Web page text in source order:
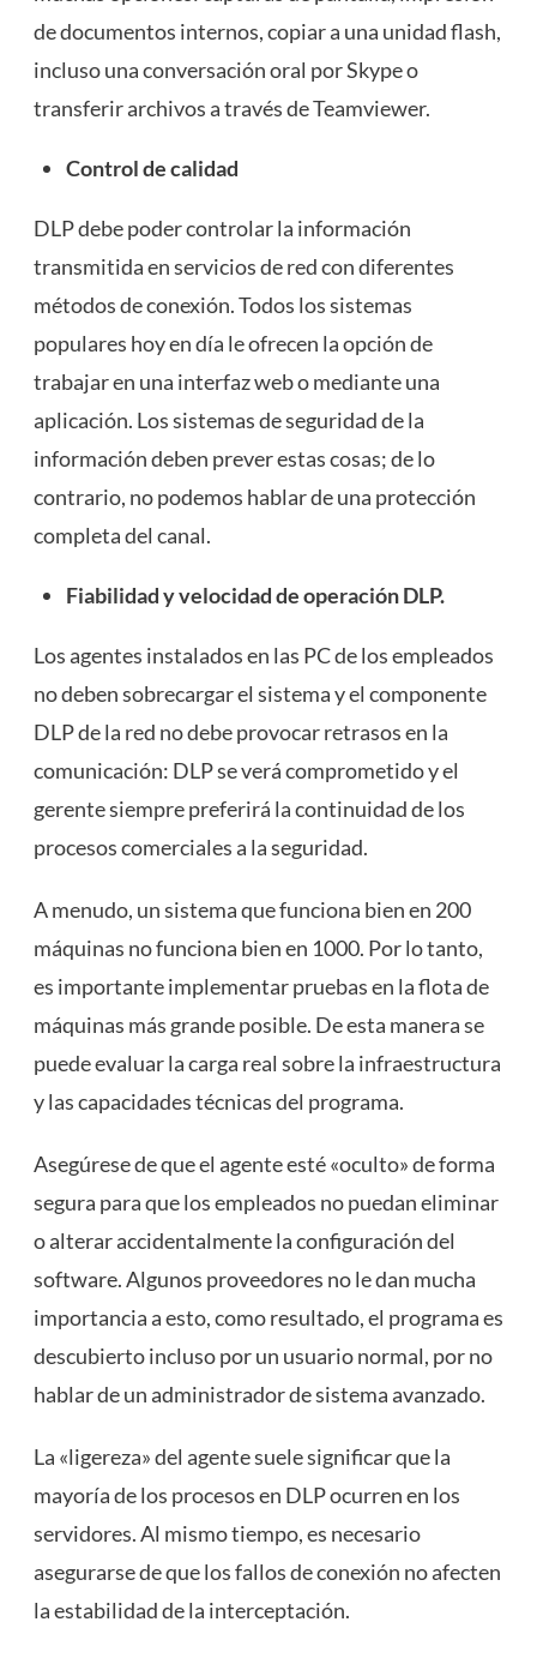
de documentos internos, copiar a una unidad flash,
incluso una conversación oral por Skype o
transferir archivos a través de Teamviewer.
Control de calidad
DLP debe poder controlar la información
transmitida en servicios de red con diferentes
métodos de conexión. Todos los sistemas
populares hoy en día le ofrecen la opción de
trabajar en una interfaz web o mediante una
aplicación. Los sistemas de seguridad de la
información deben prever estas cosas; de lo
contrario, no podemos hablar de una protección
completa del canal.
Fiabilidad y velocidad de operaciónDLP.
Los agentes instalados en las PC de los empleados
no deben sobrecargar el sistema y el componente
DLP de la red no debe provocar retrasos en la
comunicación: DLP se verá comprometido y el
gerente siempre preferirá la continuidad de los
procesos comerciales a la seguridad.
A menudo, un sistema que funciona bien en 200
máquinas no funciona bien en 1000. Por lo tanto,
es importante implementar pruebas en la flota de
máquinas más grande posible. De esta manera se
puede evaluar la carga real sobre la infraestructura
y las capacidades técnicas del programa.
Asegúrese de que el agente esté «oculto» de forma
segura para que los empleados no puedan eliminar
o alterar accidentalmente la configuración del
software. Algunos proveedores no le dan mucha
importancia a esto, como resultado, el programa es
descubierto incluso por un usuario normal, por no
hablar de un administrador de sistema avanzado.
La «ligereza» del agente suele significar que la
mayoría de los procesos en DLP ocurren en los
servidores. Al mismo tiempo, es necesario
asegurarse de que los fallos de conexión no afecten
la estabilidad de la interceptación.